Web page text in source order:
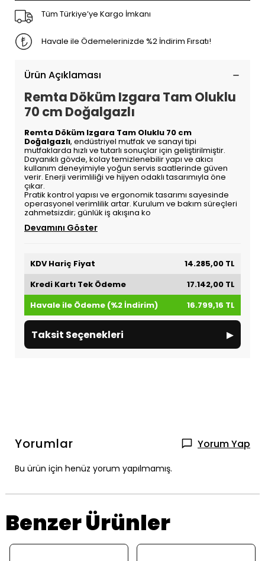
Tüm Türkiye’ye Kargo İmkanı
Havale ile Ödemelerinizde %2 İndirim Fırsatı!
Ürün Açıklaması
Remta Döküm Izgara Tam Oluklu
70 cm Doğalgazlı
Remta Döküm Izgara Tam Oluklu 70 cm
Doğalgazlı, endüstriyel mutfak ve sanayi tipi
mutfaklarda hızlı ve tutarlı sonuçlar için geliştirilmiştir.
Dayanıklı gövde, kolay temizlenebilir yapı ve akıcı
kullanım deneyimiyle yoğun servis saatlerinde güven
verir. Enerji verimliliği ve hijyen odaklı tasarımıyla öne
çıkar.
Pratik kontrol yapısı ve ergonomik tasarımı sayesinde
operasyonel verimlilik artar. Kurulum ve bakım süreçleri
zahmetsizdir; günlük iş akışına ko
Devamını Göster
KDV Hariç Fiyat
14.285,00 TL
Kredi Kartı Tek Ödeme
17.142,00 TL
Havale ile Ödeme (%2 İndirim)
16.799,16 TL
Taksit Seçenekleri ▸
Yorumlar Yorum Yap
Bu ürün için henüz yorum yapılmamış.
Benzer Ürünler